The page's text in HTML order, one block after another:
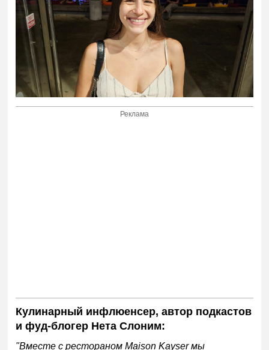
Реклама
Кулинарный инфлюенсер, автор подкастов
и фуд-блогер Нета Слоним:
"Вместе с рестораном Maison Kayser мы